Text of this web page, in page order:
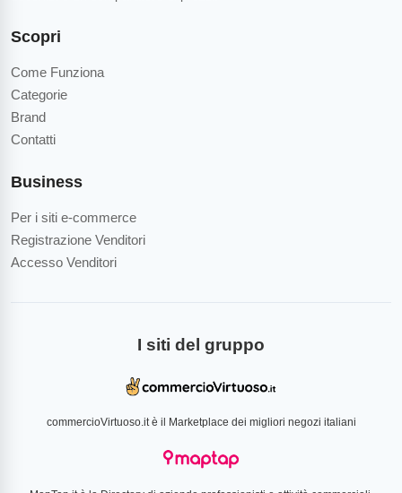
Scopri
Come Funziona
Categorie
Brand
Contatti
Business
Per i siti e-commerce
Registrazione Venditori
Accesso Venditori
I siti del gruppo
commercioVirtuoso.it è il Marketplace dei migliori negozi italiani